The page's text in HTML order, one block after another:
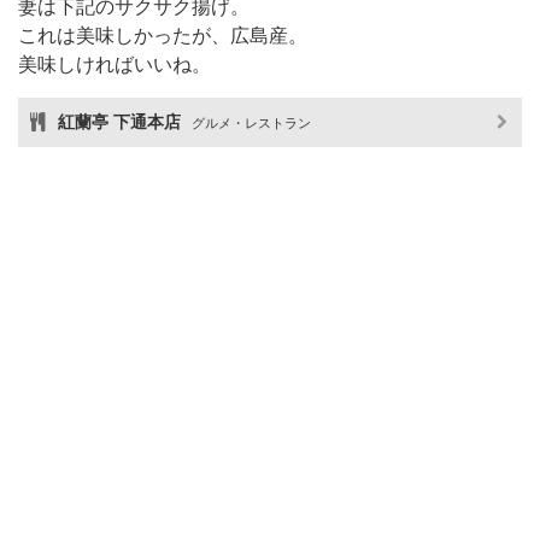
妻は下記のサクサク揚げ。
これは美味しかったが、広島産。
美味しければいいね。
紅蘭亭 下通本店 グルメ・レストラン